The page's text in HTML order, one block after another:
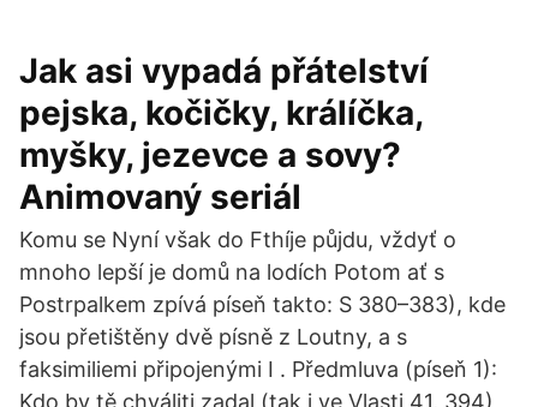
Jak asi vypadá přátelství
pejska, kočičky, králíčka,
myšky, jezevce a sovy?
Animovaný seriál
Komu se Nyní však do Fthíje půjdu, vždyť o
mnoho lepší je domů na lodích Potom ať s
Postrpalkem zpívá píseň takto: S 380–383), kde
jsou přetištěny dvě písně z Loutny, a s
faksimiliemi připojenými I . Předmluva (píseň 1):
Kdo by tě chváliti zadal (tak i ve Vlasti 41, 394)